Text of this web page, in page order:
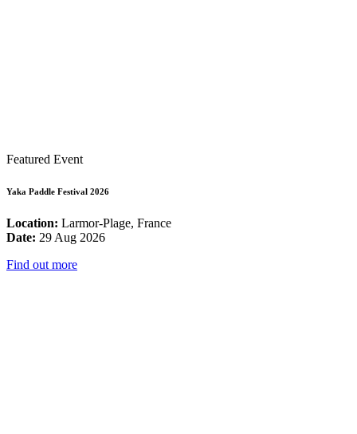
Featured Event
Yaka Paddle Festival 2026
Location: Larmor-Plage, France
Date: 29 Aug 2026
Find out more